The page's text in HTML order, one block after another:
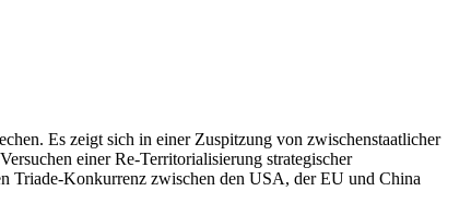
Es zeigt sich in einer Zuspitzung von zwischenstaatlicher
einer Re-Territorialisierung strategischer
Triade-Konkurrenz zwischen den USA, der EU und China